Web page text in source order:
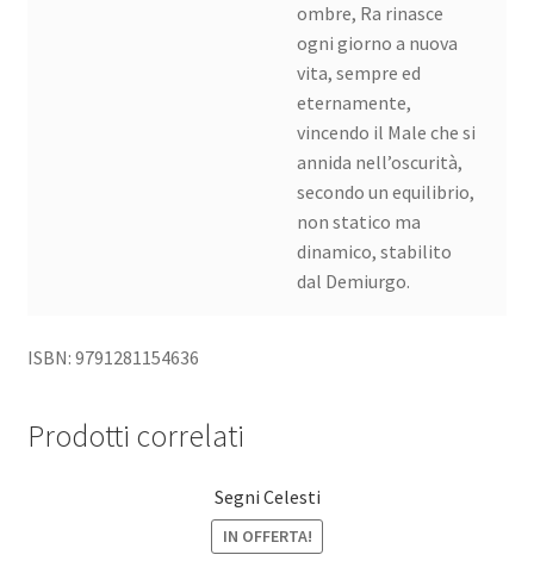
ombre, Ra rinasce
ogni giorno a nuova
vita, sempre ed
eternamente,
vincendo il Male che si
annida nell’oscurità,
secondo un equilibrio,
non statico ma
dinamico, stabilito
dal Demiurgo.
ISBN: 9791281154636
Prodotti correlati
Segni Celesti
IN OFFERTA!